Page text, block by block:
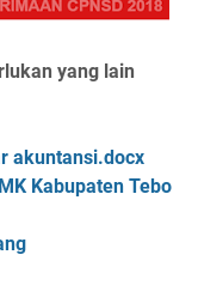
yang lain
akuntansi.docx
Kabupaten Tebo